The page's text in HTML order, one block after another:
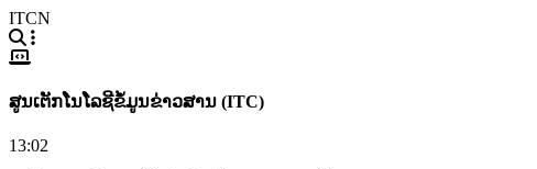
ITCN
ສູນເຕັກໂນໂລຊີຂໍ້ມູນຂ່າວສານ (ITC)
13:02